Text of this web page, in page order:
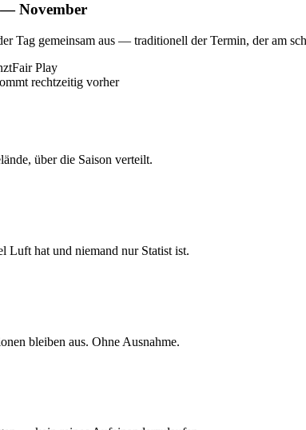
— November
Tag gemeinsam aus — traditionell der Termin, der am
Fair Play
rechtzeitig vorher
über die Saison verteilt.
Luft hat und niemand nur Statist ist.
bleiben aus. Ohne Ausnahme.